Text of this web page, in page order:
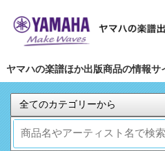
ヤマハの楽譜ほか出版商品の情報サ